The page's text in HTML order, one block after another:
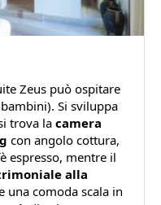
Zeus può ospitare
Si sviluppa
trova la camera
con angolo cottura,
espresso, mentre il
alla
comoda scala in